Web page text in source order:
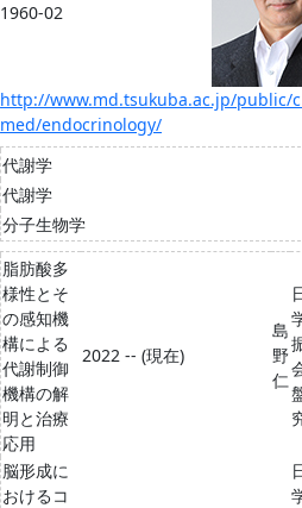
1960-02
http://www.md.tsukuba.ac.jp/public/
med/endocrinology/
代謝学
代謝学
分子生物学
脂肪酸多
様性とそ
の感知機
構による
代謝制御
機構の解
明と治療
応用
2022 -- (現在)
島
野
仁
脳形成に
おけるコ